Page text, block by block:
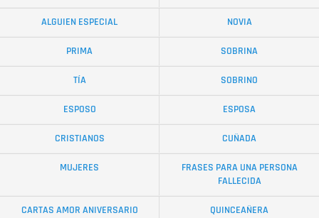
ALGUIEN ESPECIAL NOVIA
PRIMA SOBRINA
TÍA SOBRINO
ESPOSO ESPOSA
CRISTIANOS CUÑADA
MUJERES
FRASES PARA UNA PERSONA
FALLECIDA
CARTAS AMOR ANIVERSARIO QUINCEAÑERA